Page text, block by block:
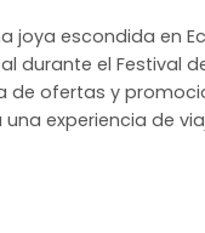
joya escondida en
el Festival
de ofertas y
experiencia de